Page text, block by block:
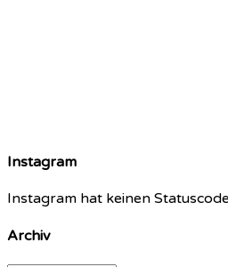
Instagram
Instagram hat keinen
Archiv